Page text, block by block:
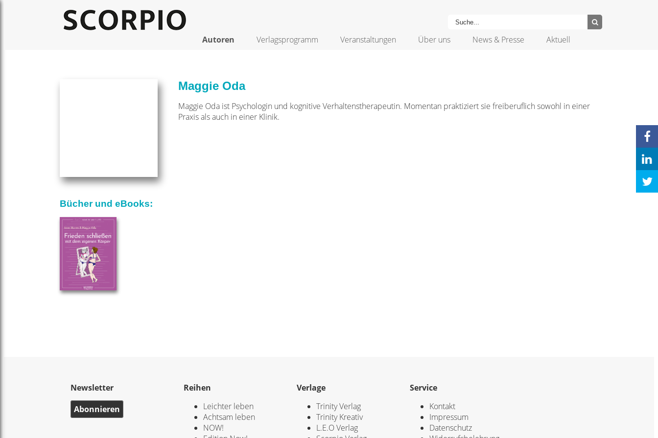
Autoren Verlagsprogramm Veranstaltungen Über uns News & Presse Aktuell
Maggie Oda
Maggie Oda ist Psychologin und kognitive Verhaltenstherapeutin. Momentan praktiziert sie freiberuflich sowohl in einer
Praxis als auch in einer Klinik.
Bücher und eBooks:
Newsletter
Abonnieren
Reihen
Leichter leben
Achtsam leben
NOW!
Verlage
Trinity Verlag
Trinity Kreativ
L.E.O Verlag
Service
Kontakt
Impressum
Datenschutz